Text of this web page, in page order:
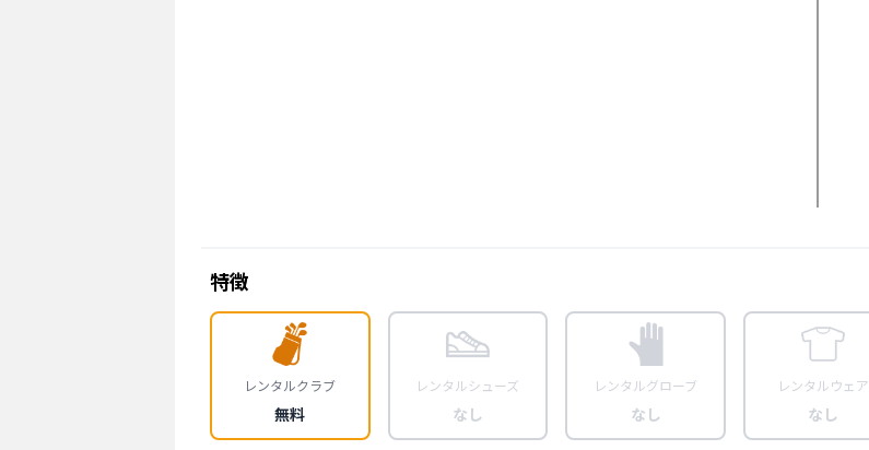
特徴
レンタルクラブ
無料
レンタルシューズ
なし
レンタルグローブ
なし
レンタルウェア
なし